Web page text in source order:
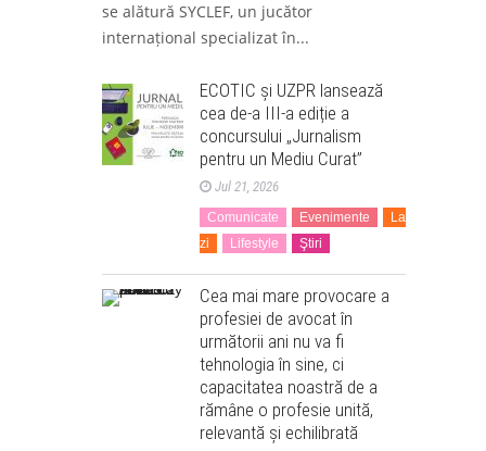
se alătură SYCLEF, un jucător
internațional specializat în...
ECOTIC și UZPR lansează
cea de-a III-a ediție a
concursului „Jurnalism
pentru un Mediu Curat”
Jul 21, 2026
Comunicate Evenimente
La
zi
Lifestyle Ştiri
Cea mai mare provocare a
profesiei de avocat în
următorii ani nu va fi
tehnologia în sine, ci
capacitatea noastră de a
rămâne o profesie unită,
relevantă și echilibrată